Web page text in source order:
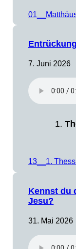
7. Juni 2026
1.
13__1.
Kennst du
Jesu?
31. Mai 2026